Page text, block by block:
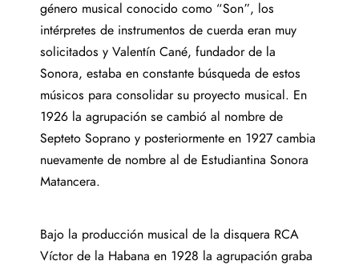
género musical conocido como “Son”, los
intérpretes de instrumentos de cuerda eran muy
solicitados y Valentín Cané, fundador de la
Sonora, estaba en constante búsqueda de estos
músicos para consolidar su proyecto musical. En
1926 la agrupación se cambió al nombre de
Septeto Soprano y posteriormente en 1927 cambia
nuevamente de nombre al de Estudiantina Sonora
Matancera.
Bajo la producción musical de la disquera RCA
Víctor de la Habana en 1928 la agrupación graba